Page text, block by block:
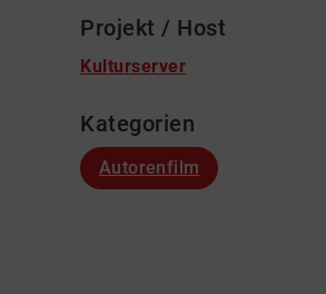
Projekt / Host
Kulturserver
Kategorien
Autorenfilm